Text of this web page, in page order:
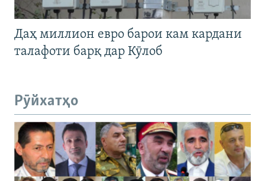
Даҳ миллион евро барои кам кардани
талафоти барқ дар Кӯлоб
Рӯйхатҳо